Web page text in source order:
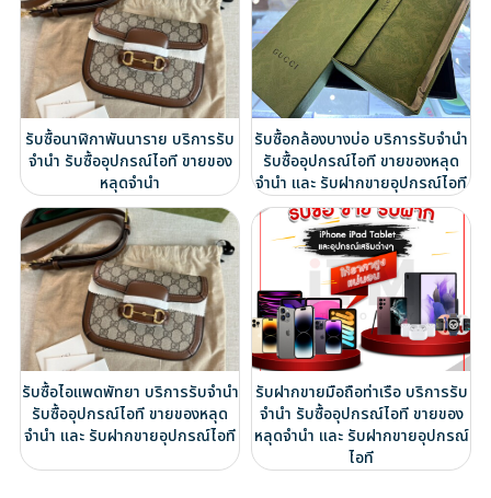
รับซื้อนาฬิกาพันนาราย บริการรับ
จำนำ รับซื้ออุปกรณ์ไอที ขายของ
หลุดจำนำ
รับซื้อกล้องบางบ่อ บริการรับจำนำ
รับซื้ออุปกรณ์ไอที ขายของหลุด
จำนำ และ รับฝากขายอุปกรณ์ไอที
รับซื้อไอแพดพัทยา บริการรับจำนำ
รับซื้ออุปกรณ์ไอที ขายของหลุด
จำนำ และ รับฝากขายอุปกรณ์ไอที
รับฝากขายมือถือท่าเรือ บริการรับ
จำนำ รับซื้ออุปกรณ์ไอที ขายของ
หลุดจำนำ และ รับฝากขายอุปกรณ์
ไอที